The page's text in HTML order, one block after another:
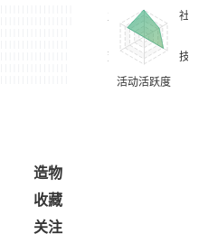
造物
收藏
关注